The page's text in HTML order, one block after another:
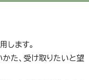
します。
かた、受け取りたいと望